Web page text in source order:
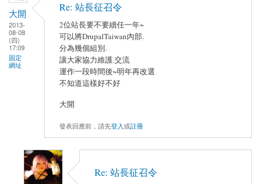
大開
2013-
08-08
(四)
17:09
固定
網址
Re: 站長征召令
2位站長要不要續任一年~
可以將DrupalTaiwan內部.
分為幾個組別.
讓大家協力維護.交流
運作一段時間後~明年再改選
不知道這樣好不好
大開
發表回應前，請先登入或註冊
Re: 站長征召令